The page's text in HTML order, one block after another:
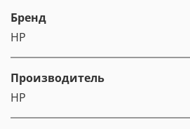
Бренд
HP
Производитель
HP